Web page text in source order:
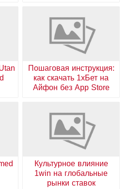
Пошаговая инструкция:
как скачать 1хБет на
Айфон без App Store
Культурное влияние
1win на глобальные
рынки ставок